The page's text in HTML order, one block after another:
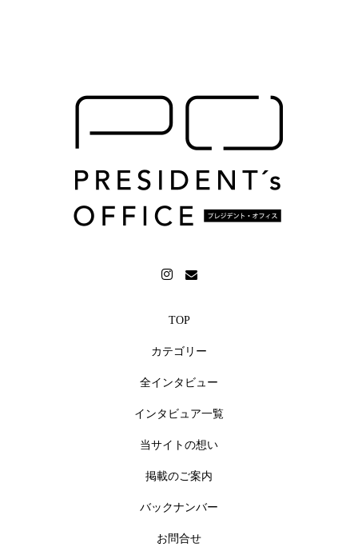
TOP
カテゴリー
全インタビュー
インタビュア一覧
当サイトの想い
掲載のご案内
バックナンバー
お問合せ